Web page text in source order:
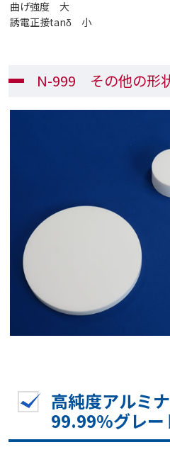
曲げ強度 大
誘電正接tanδ 小
N-999 その他の形
高純度アルミ
99.99%グレー